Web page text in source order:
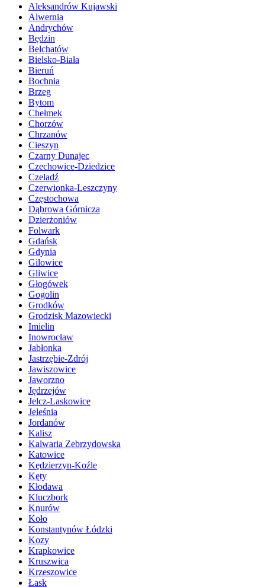
Aleksandrów Kujawski
Alwernia
Andrychów
Będzin
Bełchatów
Bielsko-Biała
Bieruń
Bochnia
Brzeg
Bytom
Chełmek
Chorzów
Chrzanów
Cieszyn
Czarny Dunajec
Czechowice-Dziedzice
Czeladź
Czerwionka-Leszczyny
Częstochowa
Dąbrowa Górnicza
Dzierżoniów
Folwark
Gdańsk
Gdynia
Gilowice
Gliwice
Głogówek
Gogolin
Grodków
Grodzisk Mazowiecki
Imielin
Inowrocław
Jabłonka
Jastrzębie-Zdrój
Jawiszowice
Jaworzno
Jędrzejów
Jelcz-Laskowice
Jeleśnia
Jordanów
Kalisz
Kalwaria Zebrzydowska
Katowice
Kędzierzyn-Koźle
Kęty
Kłodawa
Kluczbork
Knurów
Koło
Konstantynów Łódzki
Kozy
Krapkowice
Kruszwica
Krzeszowice
Łask